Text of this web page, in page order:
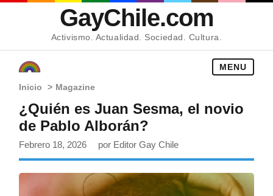
GayChile.com
Activismo. Actualidad. Sociedad. Cultura.
MENU
Inicio > Magazine
¿Quién es Juan Sesma, el novio
de Pablo Alborán?
Febrero 18, 2026 por Editor Gay Chile